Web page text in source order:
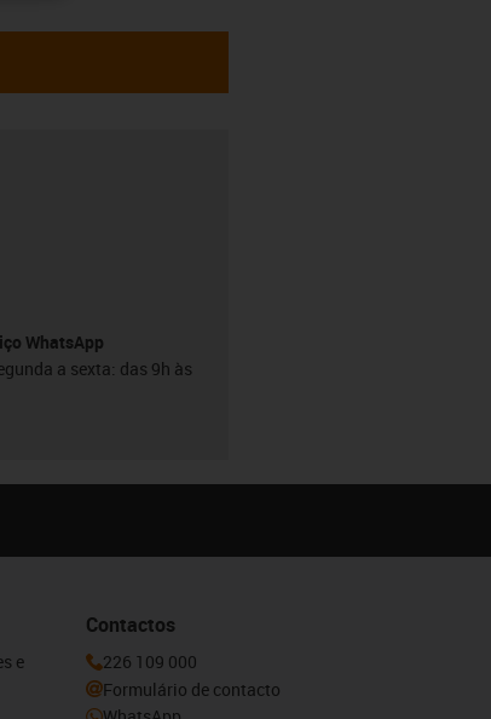
WhatsApp
a sexta: das 9h às
e
Contactos
226 109 000
Formulário de contacto